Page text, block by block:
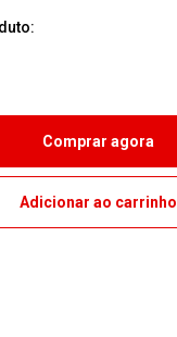
Comprar agora
Adicionar ao carrinho